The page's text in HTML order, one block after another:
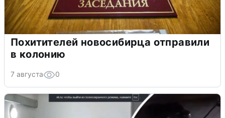
Похитителей новосибирца отправили
в колонию
7 августа 0